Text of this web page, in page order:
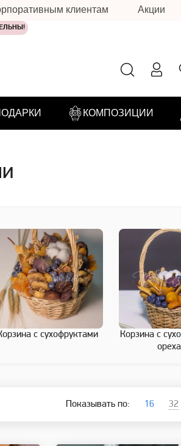
клиентам Акции
КОМПОЗИЦИИ
с сухофруктами
Корзина с
Показывать по: 16 32